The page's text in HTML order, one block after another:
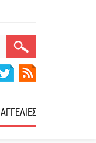
ΑΓΓΕΛΙΕΣ